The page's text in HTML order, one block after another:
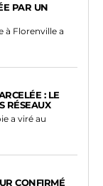
PAR UN
à Florenville a
: LE
RÉSEAUX
a viré au
CONFIRMÉ